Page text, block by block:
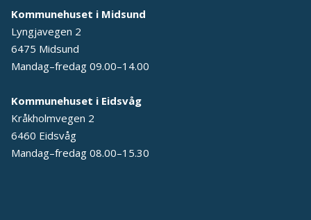
Kommunehuset i Midsund
Lyngjavegen 2
6475 Midsund
Mandag–fredag 09.00–14.00
Kommunehuset i Eidsvåg
Kråkholmvegen 2
6460 Eidsvåg
Mandag–fredag 08.00–15.30